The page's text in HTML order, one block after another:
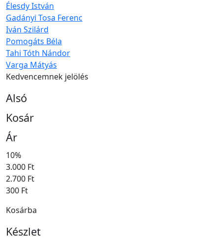
Élesdy István
Gadányi Tosa Ferenc
Iván Szilárd
Pomogáts Béla
Tahi Tóth Nándor
Varga Mátyás
Kedvencemnek jelölés
Alsó
Kosár
Ár
10%
3.000 Ft
2.700 Ft
300 Ft
Kosárba
Készlet